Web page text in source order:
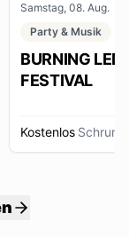
Samstag, 08. Aug.
Party & Musik
BURNING
FESTIVAL
Kostenlos Schruns